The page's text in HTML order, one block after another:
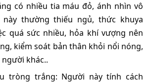
có nhiều tia máu đỏ, ánh nhìn vô
này thường thiếu ngủ, thức khuya
quá sức nhiều, hỏa khí vượng nên
kiểm soát bản thân khỏi nổi nóng,
khác..
tròng trắng: Người này tính cách